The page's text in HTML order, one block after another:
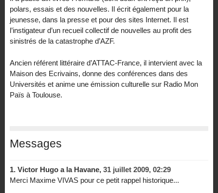
polars, essais et des nouvelles. Il écrit également pour la
jeunesse, dans la presse et pour des sites Internet. Il est
l’instigateur d’un recueil collectif de nouvelles au profit des
sinistrés de la catastrophe d’AZF.
Ancien référent littéraire d’ATTAC-France, il intervient avec la
Maison des Ecrivains, donne des conférences dans des
Universités et anime une émission culturelle sur Radio Mon
Païs à Toulouse.
Messages
1. Victor Hugo a la Havane, 31 juillet 2009, 02:29
Merci Maxime VIVAS pour ce petit rappel historique...